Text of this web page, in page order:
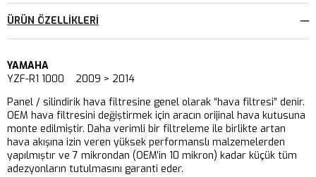
ÜRÜN ÖZELLIKLERI
YAMAHA
YZF-R1 1000 2009 > 2014
Panel / silindirik hava filtresine genel olarak “hava filtresi” denir.
OEM hava filtresini değiştirmek için aracın orijinal hava kutusuna
monte edilmiştir. Daha verimli bir filtreleme ile birlikte artan
hava akışına izin veren yüksek performanslı malzemelerden
yapılmıştır ve 7 mikrondan (OEM’in 10 mikron) kadar küçük tüm
adezyonların tutulmasını garanti eder.